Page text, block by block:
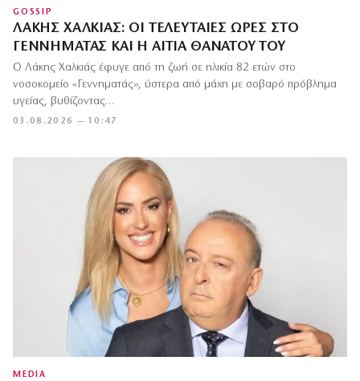
GOSSIP
ΛΆΚΗΣ ΧΑΛΚΙΆΣ: ΟΙ ΤΕΛΕΥΤΑΊΕΣ ΏΡΕΣ ΣΤΟ
ΓΕΝΝΗΜΑΤΆΣ ΚΑΙ Η ΑΙΤΊΑ ΘΑΝΆΤΟΥ ΤΟΥ
03.08.2026 — 10:47
Ο Λάκης Χαλκιάς έφυγε από τη ζωή σε ηλικία 82 ετών στο
νοσοκομείο «Γεννηματάς», ύστερα από μάχη με σοβαρό πρόβλημα
υγείας, βυθίζοντας…
MEDIA